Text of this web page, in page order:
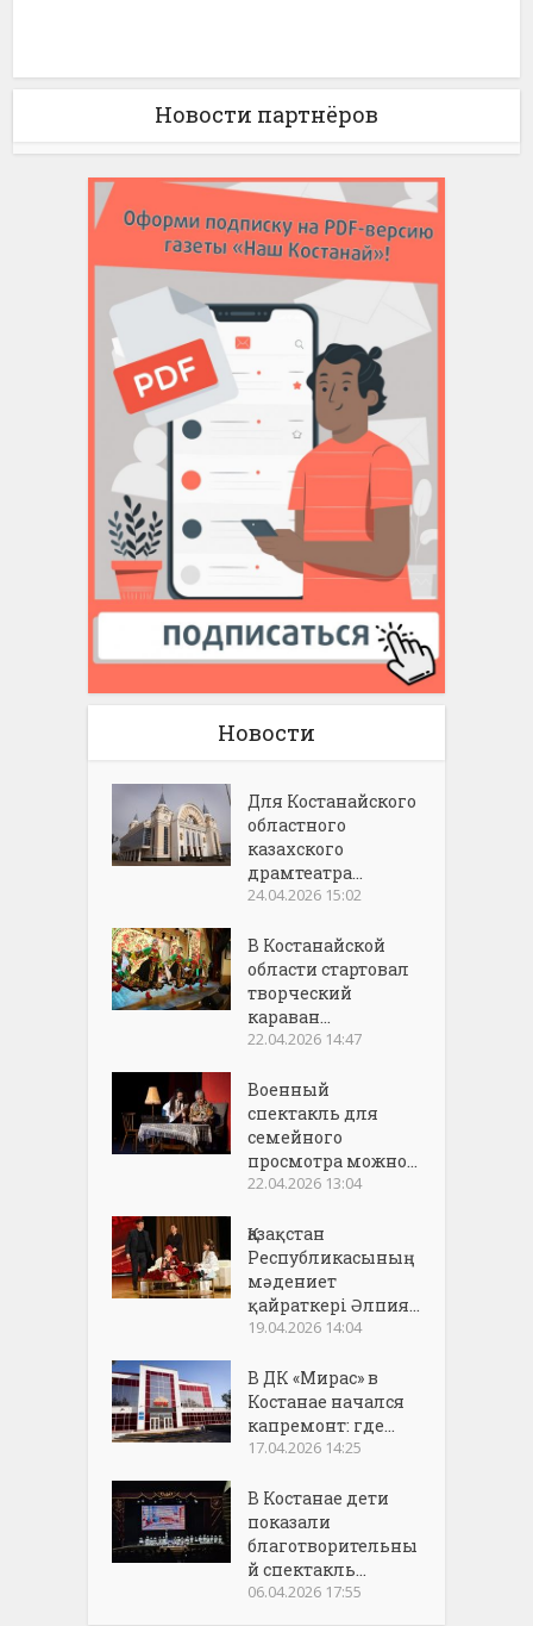
Новости партнёров
Новости
Для Костанайского
областного
казахского
драмтеатра...
24.04.2026 15:02
В Костанайской
области стартовал
творческий
караван...
22.04.2026 14:47
Военный
спектакль для
семейного
просмотра можно...
22.04.2026 13:04
Қазақстан
Республикасының
мәдениет
қайраткері Әлпия...
19.04.2026 14:04
В ДК «Мирас» в
Костанае начался
капремонт: где...
17.04.2026 14:25
В Костанае дети
показали
благотворительны
й спектакль...
06.04.2026 17:55